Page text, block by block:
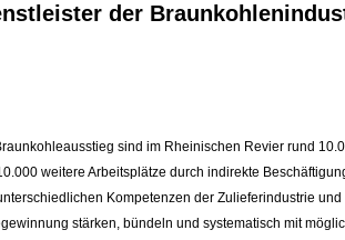
der
sind im Rheinischen Revier rund
weitere Arbeitsplätze durch indirekte
Kompetenzen der Zulieferindustrie
stärken, bündeln und systematisch mit